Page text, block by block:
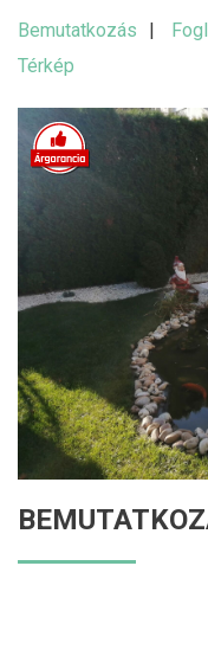
Bemutatkozás
Térkép